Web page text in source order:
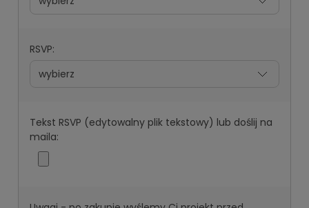
RSVP:
Tekst RSVP (edytowalny plik tekstowy) lub doślij na
maila: